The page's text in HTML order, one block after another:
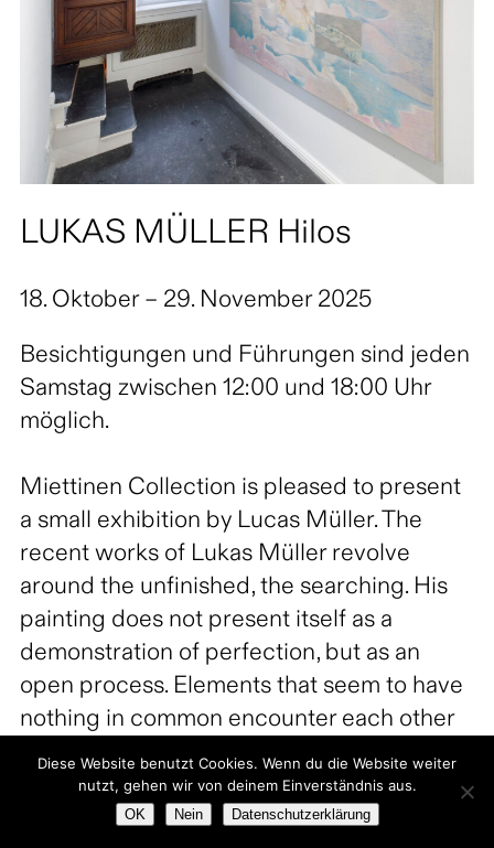
LUKAS MÜLLER Hilos
18. Oktober – 29. November 2025
Besichtigungen und Führungen sind jeden
Samstag zwischen 12:00 und 18:00 Uhr
möglich.
Miettinen Collection is pleased to present
a small exhibition by Lucas Müller. The
recent works of Lukas Müller revolve
around the unfinished, the searching. His
painting does not present itself as a
demonstration of perfection, but as an
open process. Elements that seem to have
nothing in common encounter each other
on he canvas and, in their juxtaposition,
unfold their own logic, individual for each
Diese Website benutzt Cookies. Wenn du die Website weiter
nutzt, gehen wir von deinem Einverständnis aus.
OK Nein Datenschutzerklärung